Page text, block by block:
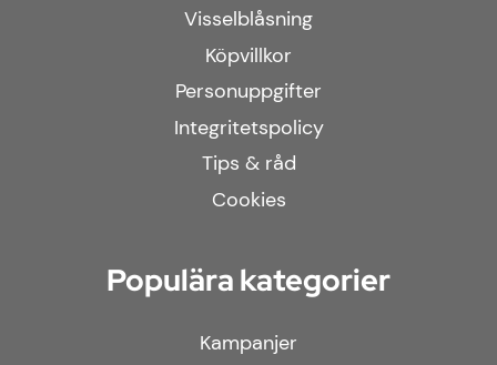
Visselblåsning
Köpvillkor
Personuppgifter
Integritetspolicy
Tips & råd
Cookies
Populära kategorier
Kampanjer